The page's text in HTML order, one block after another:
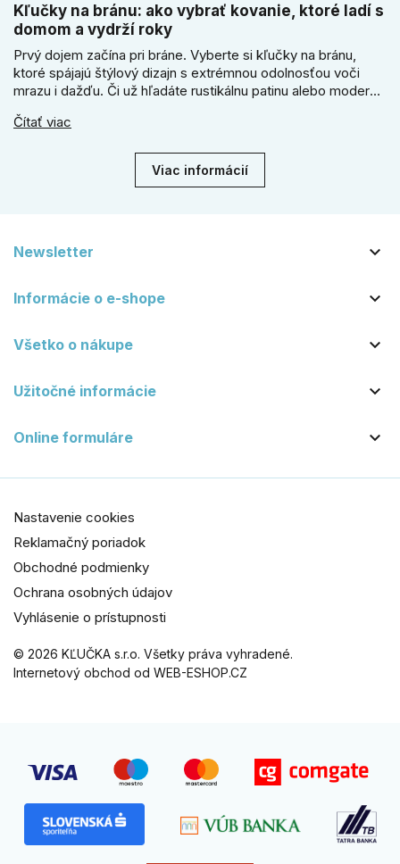
Kľučky na bránu: ako vybrať kovanie, ktoré ladí s
domom a vydrží roky
Prvý dojem začína pri bráne. Vyberte si kľučky na bránu,
ktoré spájajú štýlový dizajn s extrémnou odolnosťou voči
mrazu i dažďu. Či už hľadáte rustikálnu patinu alebo moderné
vydrží roky. Zabezpečte svoj vstup kvalitou, ktorá prežije
Čítať viac
Viac informácií
Newsletter 
Informácie o e-shope 
Všetko o nákupe 
Užitočné informácie 
Online formuláre 
© 2026 KĽUČKA s.r.o. Všetky práva vyhradené.
Internetový obchod od WEB-ESHOP.CZ
Nastavenie cookies
Reklamačný poriadok
Obchodné podmienky
Ochrana osobných údajov
Vyhlásenie o prístupnosti